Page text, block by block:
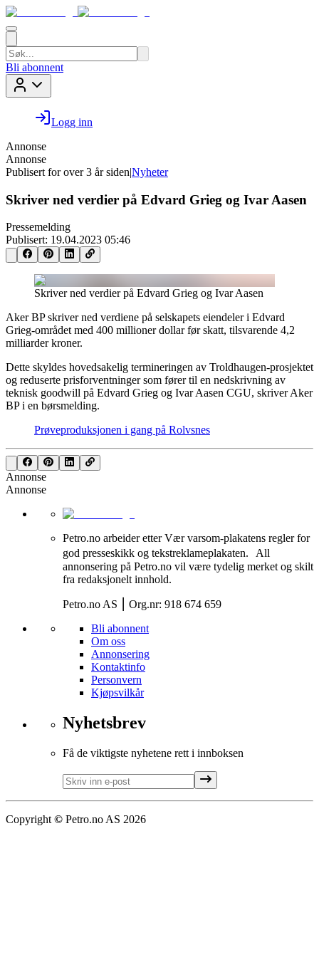
Bli abonnent
Logg inn
Annonse
Annonse
Publisert for over 3 år siden|Nyheter
Skriver ned verdier på Edvard Grieg og Ivar Aasen
Pressemelding
Publisert: 19.04.2023 05:46
Skriver ned verdier på Edvard Grieg og Ivar Aasen
Aker BP skriver ned verdiene på selskapets eiendeler i Edvard
Grieg-området med 400 millioner dollar før skatt, tilsvarende 4,2
milliarder kroner.
Dette skyldes hovedsakelig termineringen av Troldhaugen-prosjektet
og reduserte prisforventninger som fører til en nedskrivning av
teknisk goodwill på Edvard Grieg og Ivar Aasen CGU, skriver Aker
BP i en børsmelding.
Prøveproduksjonen i gang på Rolvsnes
Annonse
Annonse
Petro.no arbeider etter Vær varsom-plakatens regler for
god presseskikk og tekstreklameplakaten. All
annonsering på Petro.no vil være tydelig merket og skilt
fra redaksjonelt innhold.
Petro.no AS ⎮ Org.nr: 918 674 659
Bli abonnent
Om oss
Annonsering
Kontaktinfo
Personvern
Kjøpsvilkår
Nyhetsbrev
Få de viktigste nyhetene rett i innboksen
Copyright © Petro.no AS 2026